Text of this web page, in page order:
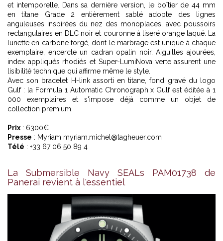
et intemporelle. Dans sa dernière version, le boîtier de 44 mm
en titane Grade 2 entièrement sablé adopte des lignes
anguleuses inspirées du nez des monoplaces, avec poussoirs
rectangulaires en DLC noir et couronne à liseré orange laqué. La
lunette en carbone forgé, dont le marbrage est unique à chaque
exemplaire, encercle un cadran opalin noir. Aiguilles ajourées,
index appliqués rhodiés et Super-LumiNova verte assurent une
lisibilité technique qui affirme même le style.
Avec son bracelet H-link assorti en titane, fond gravé du logo
Gulf : la Formula 1 Automatic Chronograph x Gulf est éditée à 1
000 exemplaires et s'impose déjà comme un objet de
collection premium.
Prix : 6300€
Presse : Myriam myriam.michel@tagheuer.com
Télé : +33 67 06 50 89 4
La Submersible Navy SEALs PAM01738 de
Panerai revient à l'essentiel